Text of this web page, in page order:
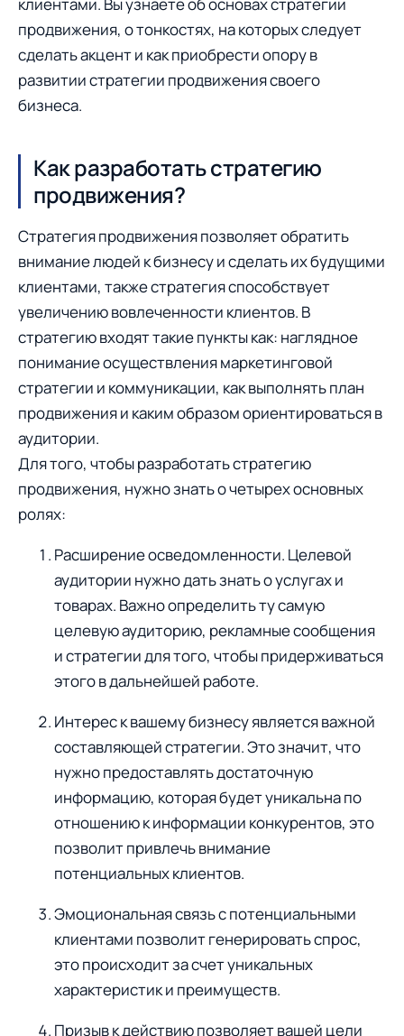
продвижения, о тонкостях, на которых следует
сделать акцент и как приобрести опору в
развитии стратегии продвижения своего
бизнеса.
Как разработать стратегию
продвижения?
Стратегия продвижения позволяет обратить
внимание людей к бизнесу и сделать их будущими
клиентами, также стратегия способствует
увеличению вовлеченности клиентов. В
стратегию входят такие пункты как: наглядное
понимание осуществления маркетинговой
стратегии и коммуникации, как выполнять план
продвижения и каким образом ориентироваться в
аудитории.
Для того, чтобы разработать стратегию
продвижения, нужно знать о четырех основных
ролях:
Расширение осведомленности. Целевой
аудитории нужно дать знать о услугах и
товарах. Важно определить ту самую
целевую аудиторию, рекламные сообщения
и стратегии для того, чтобы придерживаться
этого в дальнейшей работе.
Интерес к вашему бизнесу является важной
составляющей стратегии. Это значит, что
нужно предоставлять достаточную
информацию, которая будет уникальна по
отношению к информации конкурентов, это
позволит привлечь внимание
потенциальных клиентов.
Эмоциональная связь с потенциальными
клиентами позволит генерировать спрос,
это происходит за счет уникальных
характеристик и преимуществ.
Призыв к действию позволяет вашей цели